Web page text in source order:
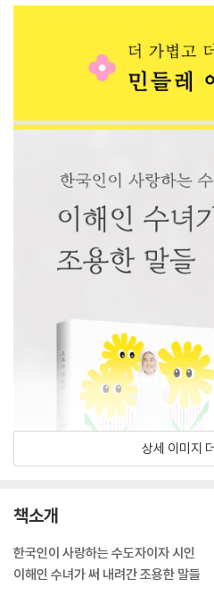
상세 이미지
책소개
한국인이 사랑하는 수도자이자 시인
이해인 수녀가 써 내려간 조용한 말들